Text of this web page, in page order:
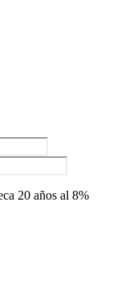
20 años al 8%